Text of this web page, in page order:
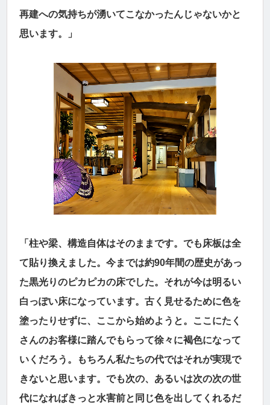
再建への気持ちが湧いてこなかったんじゃないかと
思います。」
「柱や梁、構造自体はそのままです。でも床板は全
て貼り換えました。今までは約90年間の歴史があっ
た黒光りのピカピカの床でした。それが今は明るい
白っぽい床になっています。古く見せるために色を
塗ったりせずに、ここから始めようと。ここにたく
さんのお客様に踏んでもらって徐々に褐色になって
いくだろう。もちろん私たちの代ではそれが実現で
きないと思います。でも次の、あるいは次の次の世
代になればきっと水害前と同じ色を出してくれるだ